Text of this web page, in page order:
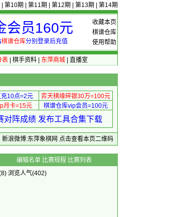
第10期 第11期 第12期 第13期 第14期
收藏本页
棋谱仓库
使用帮助
会员160元
棋谱仓库分别登录后充值
表| 棋手资料| 东萍商城| 直播室
10点=2元
弈天棋缘碎银30万=100元
月卡=15元 棋谱仓库vip会员=100元
对阵成绩 发布工具合集下载
浪微博:东萍象棋网 点击查看本页二维码
组 编辑名单 比赛规程 比赛列表
浏览人气(402)